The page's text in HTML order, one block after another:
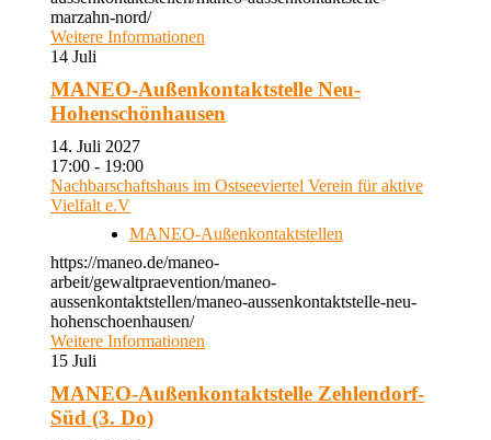
marzahn-nord/
Weitere Informationen
14 Juli
MANEO-Außenkontaktstelle Neu-
Hohenschönhausen
14. Juli 2027
17:00 - 19:00
Nachbarschaftshaus im Ostseeviertel Verein für aktive
Vielfalt e.V
MANEO-Außenkontaktstellen
https://maneo.de/maneo-
arbeit/gewaltpraevention/maneo-
aussenkontaktstellen/maneo-aussenkontaktstelle-neu-
hohenschoenhausen/
Weitere Informationen
15 Juli
MANEO-Außenkontaktstelle Zehlendorf-
Süd (3. Do)